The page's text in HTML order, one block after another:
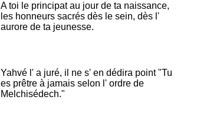
A toi le principat au jour de ta naissance,
les honneurs sacrés dès le sein, dès l'
aurore de ta jeunesse.
Yahvé l' a juré, il ne s' en dédira point "Tu
es prêtre à jamais selon l' ordre de
Melchisédech."